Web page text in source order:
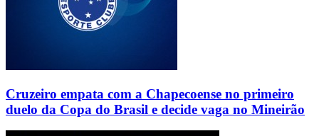
Cruzeiro empata com a Chapecoense no primeiro
duelo da Copa do Brasil e decide vaga no Mineirão